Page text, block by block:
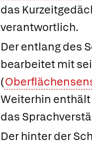
das
verantwortlich.
Der entlang des
bearbeitet mit
(
Weiterhin enthält
das
Der hinter der